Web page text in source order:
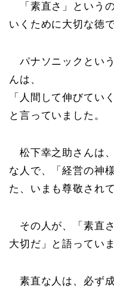
「素直さ」という
いくために大切な徳で
パナソニックとい
んは、
「人間して伸びてい
と言っていました。
松下幸之助さんは
な人で、「経営の神
た、いまも尊敬され
その人が、「素直
大切だ」と語っていま
素直な人は、必ず成